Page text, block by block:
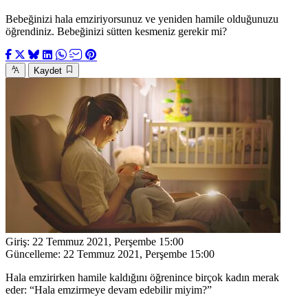
Bebeğinizi hala emziriyorsunuz ve yeniden hamile olduğunuzu
öğrendiniz. Bebeğinizi sütten kesmeniz gerekir mi?
Kaydet
Giriş: 22 Temmuz 2021, Perşembe 15:00
Güncelleme: 22 Temmuz 2021, Perşembe 15:00
Hala emzirirken hamile kaldığını öğrenince birçok kadın merak
eder: “Hala emzirmeye devam edebilir miyim?”